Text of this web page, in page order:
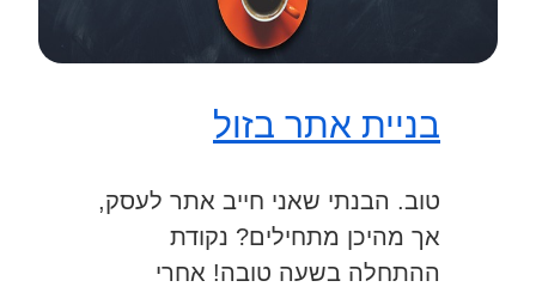
בניית אתר בזול
טוב. הבנתי שאני חייב אתר לעסק,
אך מהיכן מתחילים? נקודת
ההתחלה בשעה טובה! אחרי